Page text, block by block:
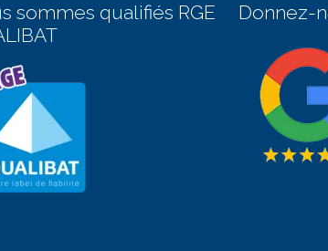
sommes qualifiés RGE
Donnez-